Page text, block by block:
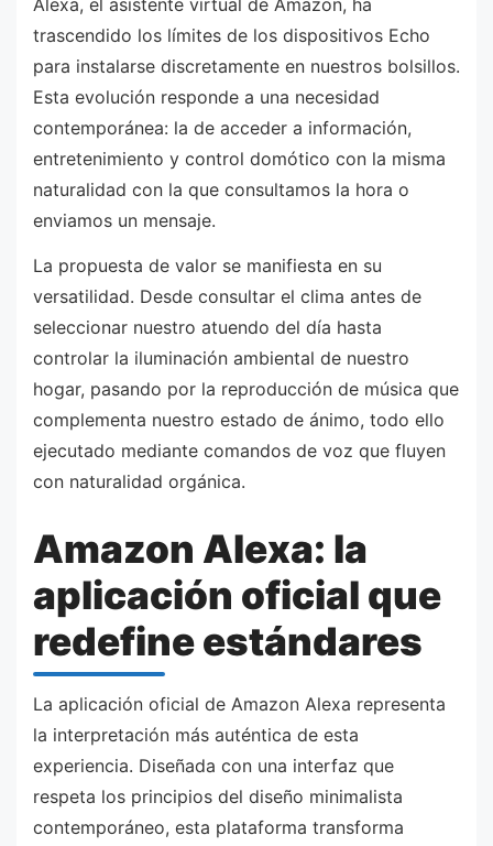
trascendido los límites de los dispositivos Echo
para instalarse discretamente en nuestros bolsillos.
Esta evolución responde a una necesidad
contemporánea: la de acceder a información,
entretenimiento y control domótico con la misma
naturalidad con la que consultamos la hora o
enviamos un mensaje.
La propuesta de valor se manifiesta en su
versatilidad. Desde consultar el clima antes de
seleccionar nuestro atuendo del día hasta
controlar la iluminación ambiental de nuestro
hogar, pasando por la reproducción de música que
complementa nuestro estado de ánimo, todo ello
ejecutado mediante comandos de voz que fluyen
con naturalidad orgánica.
Amazon Alexa: la
aplicación oficial que
redefine estándares
La aplicación oficial de Amazon Alexa representa
la interpretación más auténtica de esta
experiencia. Diseñada con una interfaz que
respeta los principios del diseño minimalista
contemporáneo, esta plataforma transforma